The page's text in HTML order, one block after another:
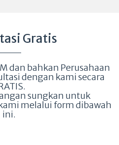
Gratis
dan bahkan Perusahaan
dengan kami secara
sungkan untuk
melalui form dibawah
ini.